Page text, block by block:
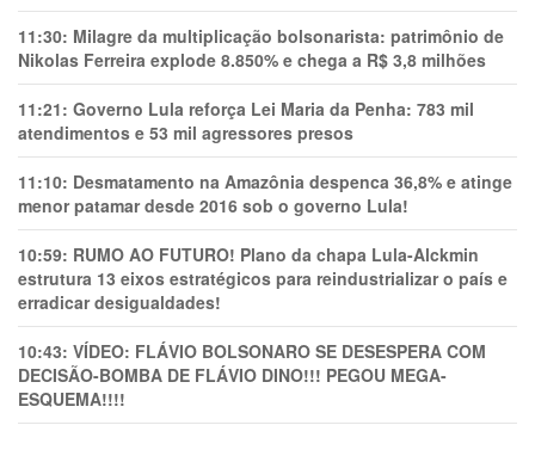
11:30: Milagre da multiplicação bolsonarista: patrimônio de
Nikolas Ferreira explode 8.850% e chega a R$ 3,8 milhões
11:21: Governo Lula reforça Lei Maria da Penha: 783 mil
atendimentos e 53 mil agressores presos
11:10: Desmatamento na Amazônia despenca 36,8% e atinge
menor patamar desde 2016 sob o governo Lula!
10:59: RUMO AO FUTURO! Plano da chapa Lula-Alckmin
estrutura 13 eixos estratégicos para reindustrializar o país e
erradicar desigualdades!
10:43: VÍDEO: FLÁVIO BOLSONARO SE DESESPERA COM
DECISÃO-BOMBA DE FLÁVIO DINO!!! PEGOU MEGA-
ESQUEMA!!!!